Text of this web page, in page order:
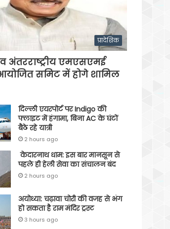
प्रादेशिक
अंतरराष्ट्रीय एमएसएमई
समिट में होगे शामिल
दिल्ली एयरपोर्ट पर Indigo की
फ्लाइट में हंगामा, बिना AC के घंटों
बैठे रहे यात्री
2 hours ago
केदारनाथ धाम: इस बार मानसून से
पहले ही हेली सेवा का संचालन बंद
2 hours ago
अयोध्या: चढ़ावा चोरी की वजह से भंग
हो सकता है राम मंदिर ट्रस्ट
3 hours ago